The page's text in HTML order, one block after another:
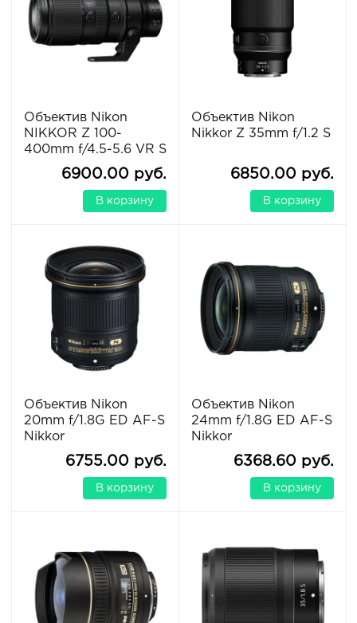
Объектив Nikon
NIKKOR Z 100-
400mm f/4.5-5.6 VR S
6900.00 руб.
В корзину
Объектив Nikon
Nikkor Z 35mm f/1.2 S
6850.00 руб.
В корзину
Объектив Nikon
20mm f/1.8G ED AF-S
Nikkor
6755.00 руб.
В корзину
Объектив Nikon
24mm f/1.8G ED AF-S
Nikkor
6368.60 руб.
В корзину